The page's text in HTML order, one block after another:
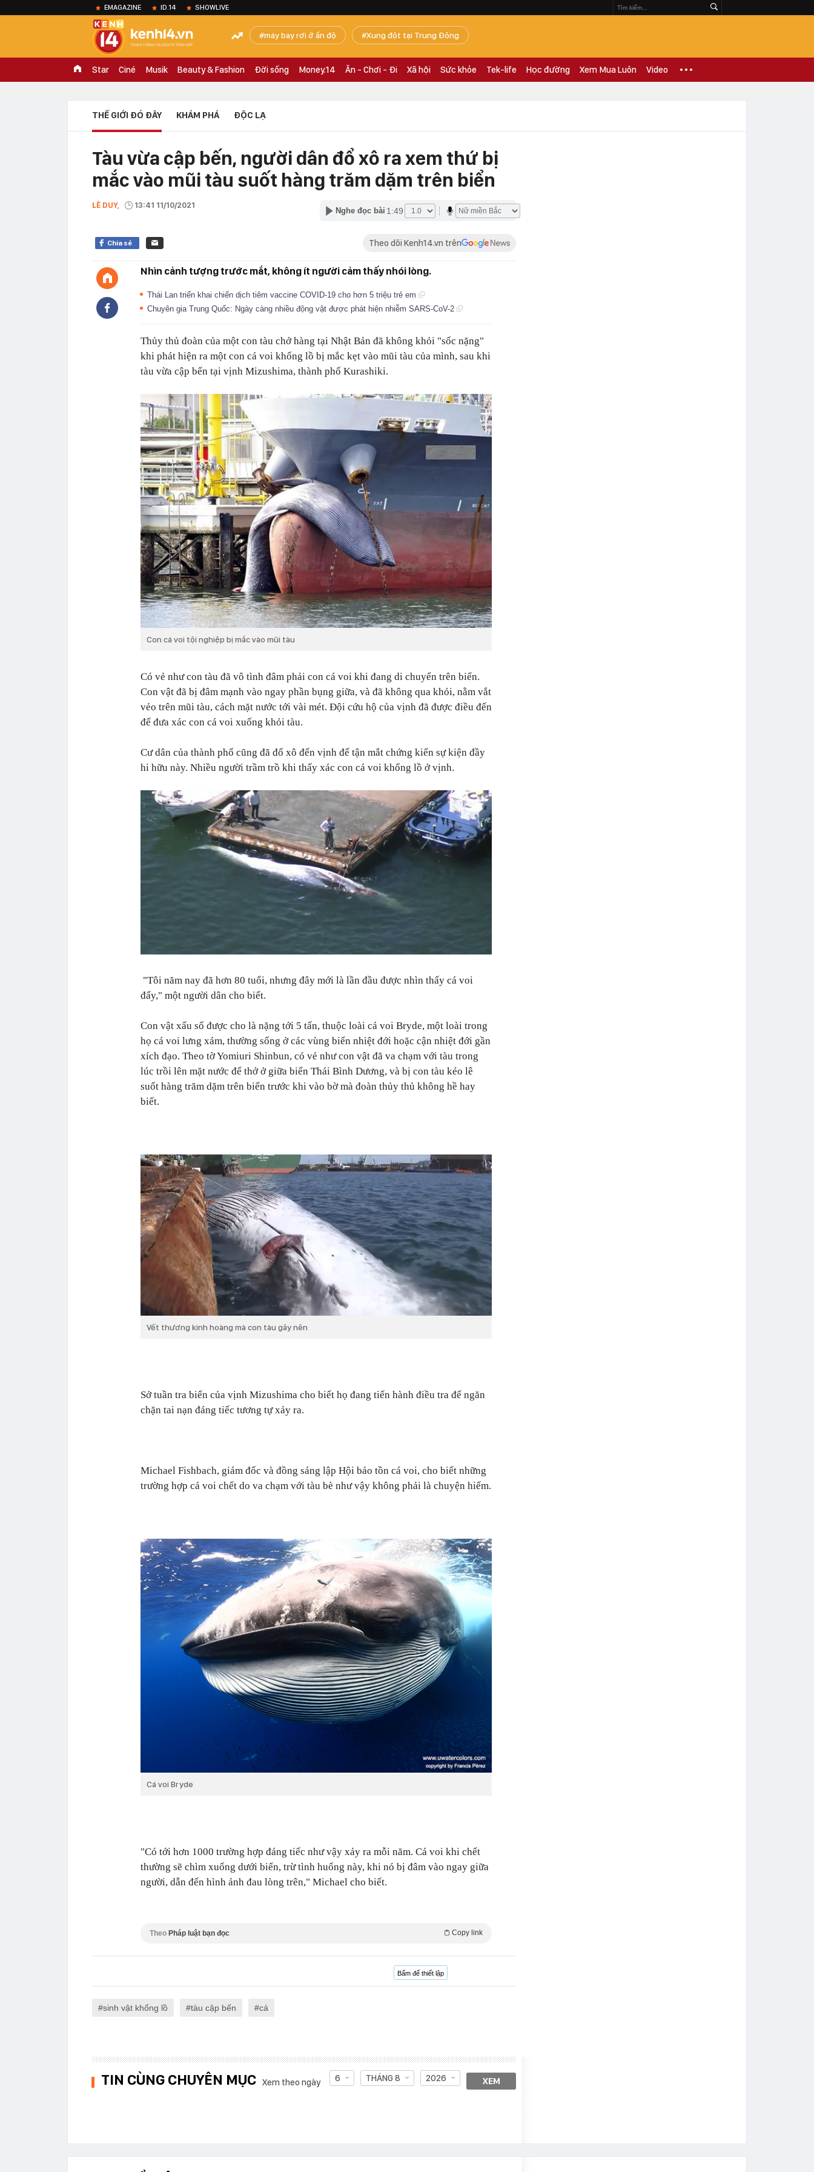
EMAGAZINE ID.14 SHOWLIVE
máy bay rơi ở ấn độ Xung đột tại Trung Đông
Star Ciné Musik Beauty & Fashion Đời sống Money.14 Ăn - Chơi - Đi Xã hội Sức khỏe Tek-life Học đường Xem Mua Luôn Video
THẾ GIỚI ĐÓ ĐÂY KHÁM PHÁ ĐỘC LẠ
Tàu vừa cập bến, người dân đổ xô ra xem thứ bị
mắc vào mũi tàu suốt hàng trăm dặm trên biển
LÊ DUY, 13:41 11/10/2021
Nghe đọc bài 1:49
Chia sẻ Theo dõi Kenh14.vn trên
Nhìn cảnh tượng trước mắt, không ít người cảm thấy nhói lòng.
Thái Lan triển khai chiến dịch tiêm vaccine COVID-19 cho hơn 5 triệu trẻ em
Chuyên gia Trung Quốc: Ngày càng nhiều động vật được phát hiện nhiễm SARS-CoV-2
Thủy thủ đoàn của một con tàu chở hàng tại Nhật Bản đã không khỏi "sốc nặng"
khi phát hiện ra một con cá voi khổng lồ bị mắc kẹt vào mũi tàu của mình, sau khi
tàu vừa cập bến tại vịnh Mizushima, thành phố Kurashiki.
Con cá voi tội nghiệp bị mắc vào mũi tàu
Có vẻ như con tàu đã vô tình đâm phải con cá voi khi đang di chuyển trên biển.
Con vật đã bị đâm mạnh vào ngay phần bụng giữa, và đã không qua khỏi, nằm vắt
vẻo trên mũi tàu, cách mặt nước tới vài mét. Đội cứu hộ của vịnh đã được điều đến
để đưa xác con cá voi xuống khỏi tàu.
Cư dân của thành phố cũng đã đổ xô đến vịnh để tận mắt chứng kiến sự kiện đầy
hi hữu này. Nhiều người trầm trồ khi thấy xác con cá voi khổng lồ ở vịnh.
"Tôi năm nay đã hơn 80 tuổi, nhưng đây mới là lần đầu được nhìn thấy cá voi
đấy," một người dân cho biết.
Con vật xấu số được cho là nặng tới 5 tấn, thuộc loài cá voi Bryde, một loài trong
họ cá voi lưng xám, thường sống ở các vùng biển nhiệt đới hoặc cận nhiệt đới gần
xích đạo. Theo tờ Yomiuri Shinbun, có vẻ như con vật đã va chạm với tàu trong
lúc trồi lên mặt nước để thở ở giữa biển Thái Bình Dương, và bị con tàu kéo lê
suốt hàng trăm dặm trên biển trước khi vào bờ mà đoàn thủy thủ không hề hay
biết.
Vết thương kinh hoàng mà con tàu gây nên
Sở tuần tra biển của vịnh Mizushima cho biết họ đang tiến hành điều tra để ngăn
chặn tai nạn đáng tiếc tương tự xảy ra.
Michael Fishbach, giám đốc và đồng sáng lập Hội bảo tồn cá voi, cho biết những
trường hợp cá voi chết do va chạm với tàu bè như vậy không phải là chuyện hiếm.
Cá voi Bryde
"Có tới hơn 1000 trường hợp đáng tiếc như vậy xảy ra mỗi năm. Cá voi khi chết
thường sẽ chìm xuống dưới biển, trừ tình huống này, khi nó bị đâm vào ngay giữa
người, dẫn đến hình ảnh đau lòng trên," Michael cho biết.
Theo Pháp luật bạn đọc Copy link
Bấm để thiết lập
sinh vật khổng lồ tàu cập bến cá
TIN CÙNG CHUYÊN MỤC Xem theo ngày 6 THÁNG 8 2026 XEM